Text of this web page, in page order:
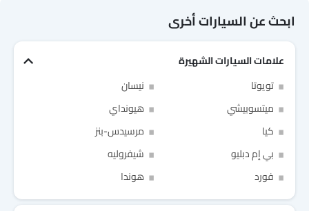
ابحث عن السيارات أخرى
علامات السيارات الشهيرة
تويوتا
نيسان
ميتسوبيشي
هيونداي
كيا
مرسيدس-بنز
بي إم دبليو
شيفروليه
فورد
هوندا
Link Your Google Account
Link Your Facebook Account